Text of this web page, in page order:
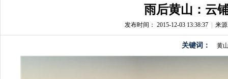
雨后黄山：云
发布时间： 2015-12-03 13:38:37| 来
关键词： 黄